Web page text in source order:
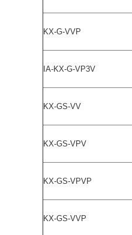
KX-G-VVP
IA-KX-G-VP3V
KX-GS-VV
KX-GS-VPV
KX-GS-VPVP
KX-GS-VVP